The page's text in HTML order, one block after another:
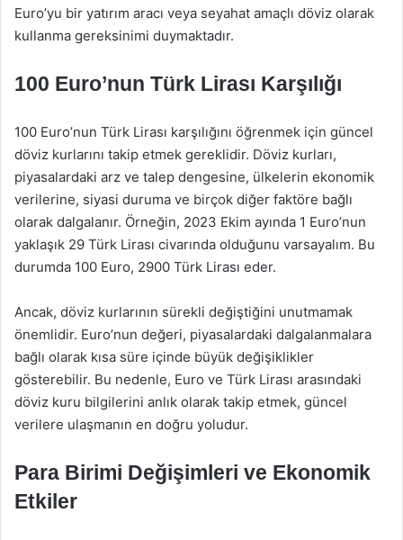
Euro’yu bir yatırım aracı veya seyahat amaçlı döviz olarak
kullanma gereksinimi duymaktadır.
100 Euro’nun Türk Lirası Karşılığı
100 Euro’nun Türk Lirası karşılığını öğrenmek için güncel
döviz kurlarını takip etmek gereklidir. Döviz kurları,
piyasalardaki arz ve talep dengesine, ülkelerin ekonomik
verilerine, siyasi duruma ve birçok diğer faktöre bağlı
olarak dalgalanır. Örneğin, 2023 Ekim ayında 1 Euro’nun
yaklaşık 29 Türk Lirası civarında olduğunu varsayalım. Bu
durumda 100 Euro, 2900 Türk Lirası eder.
Ancak, döviz kurlarının sürekli değiştiğini unutmamak
önemlidir. Euro’nun değeri, piyasalardaki dalgalanmalara
bağlı olarak kısa süre içinde büyük değişiklikler
gösterebilir. Bu nedenle, Euro ve Türk Lirası arasındaki
döviz kuru bilgilerini anlık olarak takip etmek, güncel
verilere ulaşmanın en doğru yoludur.
Para Birimi Değişimleri ve Ekonomik
Etkiler